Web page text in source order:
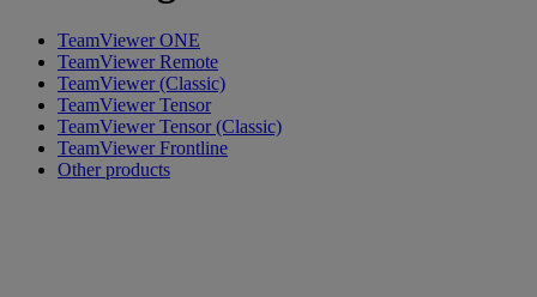
TeamViewer ONE
TeamViewer Remote
TeamViewer (Classic)
TeamViewer Tensor
TeamViewer Tensor (Classic)
TeamViewer Frontline
Other products